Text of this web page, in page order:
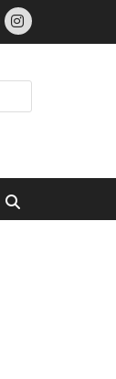
Instagram